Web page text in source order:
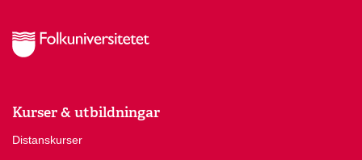
Kurser & utbildningar
Distanskurser